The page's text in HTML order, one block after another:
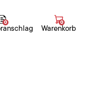
0
Warenkorb
0